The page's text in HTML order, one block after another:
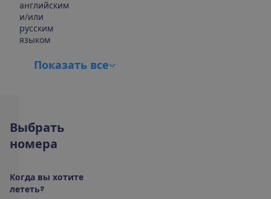
английским
и/или
русским
языком
Показать все
Выбрать
номера
Когда вы хотите
лететь?